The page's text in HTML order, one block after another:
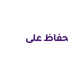
على